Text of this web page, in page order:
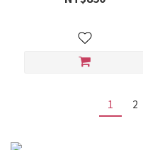
器*亞馬遜上市款*
1 2